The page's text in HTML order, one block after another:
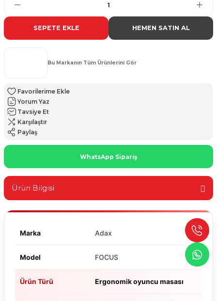
SEPETE EKLE HEMEN SATIN AL
Bu Markanın Tüm Ürünlerini Gör
Yorum Yaz
Tavsiye Et
Karşılaştır
Paylaş
WhatsApp Sipariş
Ürün Bilgisi
Marka Adax
Model FOCUS
Ürün Türü Ergonomik oyuncu masası